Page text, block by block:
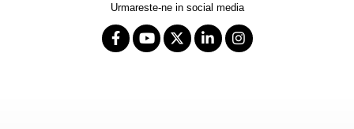
Blaturi de masa
Urmareste-ne in social media